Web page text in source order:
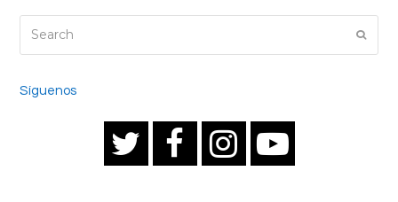
Síguenos
Y